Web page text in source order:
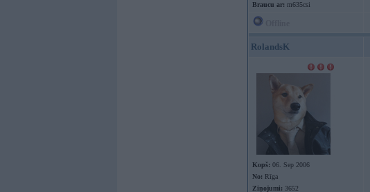
Braucu ar: m635csi
RolandsK
Kopš: 06. Sep 2006
No: Rīga
Ziņojumi: 3652